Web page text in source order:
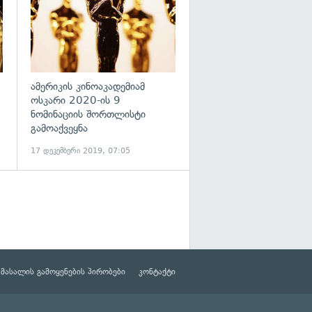
ამერიკის კინოაკადემიამ
ოსკარი 2020-ის 9
ნომინაციის შორთლისტი
გამოაქვეყნა
17 დეკემბერი 2019, 07:05
მასალის გამოყენების პირობები კონტაქტი